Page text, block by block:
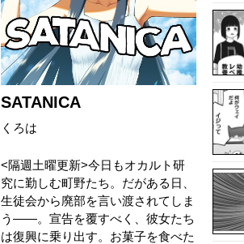
SATANICA
くろは
<隔週土曜更新>今日もオカルト研
究に勤しむ町野たち。だがある日、
生徒会から廃部を言い渡されてしま
う――。宣告を覆すべく、彼女たち
は復興に乗り出す。お菓子を食べた